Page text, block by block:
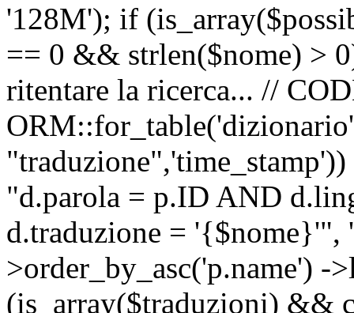
'128M'); if
== 0 && strlen($nome) >
ritentare la ricerca... //
"d.parola = p.ID AND
d.traduzione = '{$nome}'",
>order_by_asc('p.name')
(is_array($traduzioni) &&